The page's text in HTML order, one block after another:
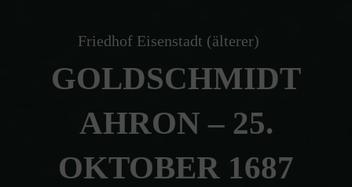
Friedhof Eisenstadt (älterer)
GOLDSCHMIDT
AHRON – 25.
OKTOBER 1687